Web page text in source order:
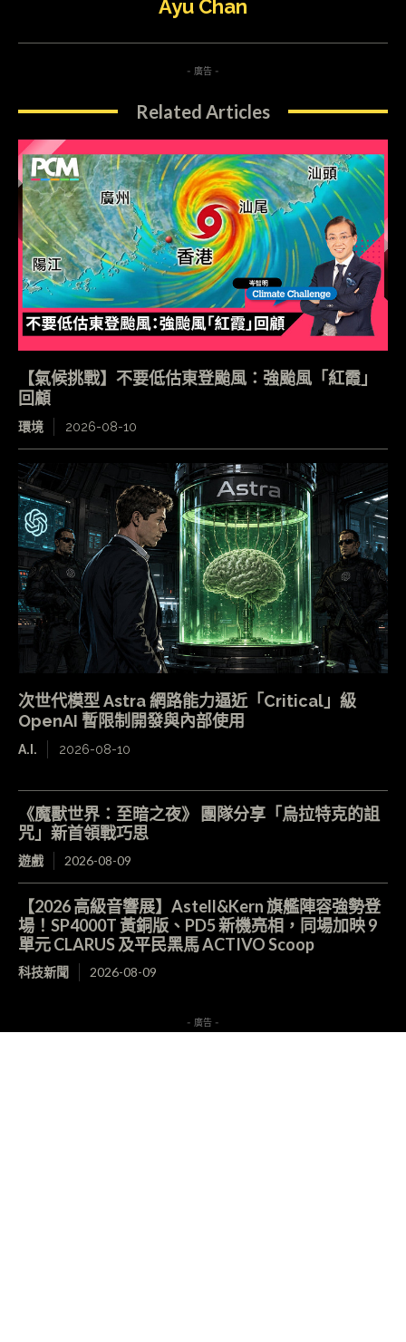
Ayu Chan
- 廣告 -
Related Articles
【氣候挑戰】不要低估東登颱風：強颱風「紅霞」
回顧
環境 2026-08-10
次世代模型 Astra 網路能力逼近「Critical」級
OpenAI 暫限制開發與內部使用
A.I. 2026-08-10
《魔獸世界：至暗之夜》 團隊分享「烏拉特克的詛
咒」新首領戰巧思
遊戲 2026-08-09
【2026 高級音響展】Astell&Kern 旗艦陣容強勢登
場！SP4000T 黃銅版、PD5 新機亮相，同場加映 9
單元 CLARUS 及平民黑馬 ACTIVO Scoop
科技新聞 2026-08-09
- 廣告 -